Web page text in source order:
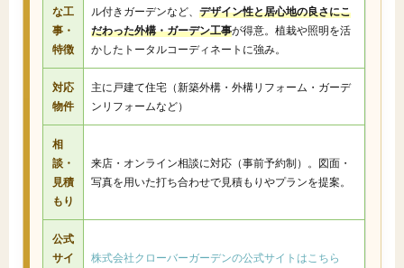
な工
事・
特徴
ル付きガーデンなど、 デザイン性と居心地の良さにこ
だわった外構・ガーデン工事が得意。植栽や照明を活
かしたトータルコーディネートに強み。
対応
物件
主に戸建て住宅（新築外構・外構リフォーム・ガーデ
ンリフォームなど）
相
談・
見積
もり
来店・オンライン相談に対応（事前予約制）。図面・
写真を用いた打ち合わせで見積もりやプランを提案。
公式
サイ
株式会社クローバーガーデンの公式サイトはこちら